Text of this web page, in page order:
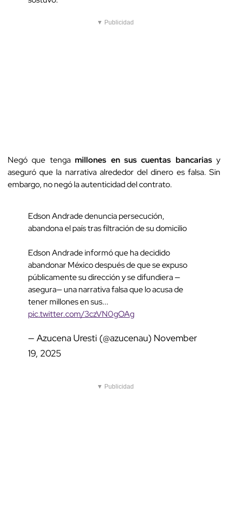
▼ Publicidad
Negó que tengamillones en sus cuentas bancariasy
aseguró que la narrativa alrededor del dinero es falsa. Sin
embargo, no negó la autenticidad del contrato.
Edson Andrade denuncia persecución,
abandona el país tras filtración de su domicilio
Edson Andrade informó que ha decidido
abandonar México después de que se expuso
públicamente su dirección y se difundiera —
asegura— una narrativa falsa que lo acusa de
tener millones en sus...
pic.twitter.com/3czVN0gOAg
— Azucena Uresti (@azucenau) November
19, 2025
▼ Publicidad